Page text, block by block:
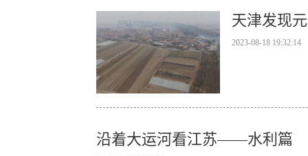
天津发现
2023-08-18 19:32:14
沿着大运河看江苏——水利篇